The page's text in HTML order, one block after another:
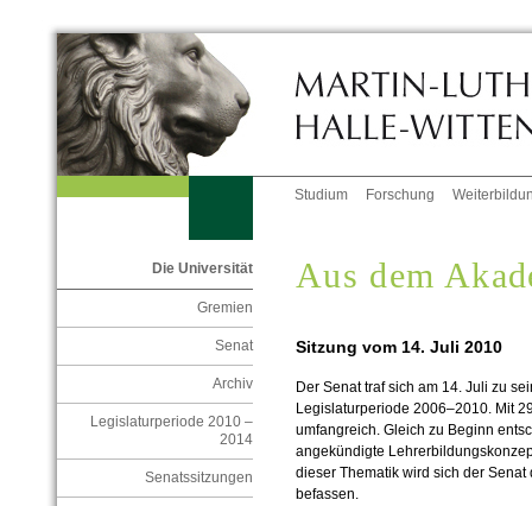
Studium Forschung
Die Universität
Gremien
Senat
Archiv
Legislaturperiode 2010 –
2014
Senatssitzungen
Aus dem
Sitzung vom 14. Juli 2010
Der Senat traf sich am 14. Juli zu
Legislaturperiode 2006–2010. Mit
umfangreich. Gleich zu Beginn
angekündigte
dieser Thematik wird sich der
befassen.